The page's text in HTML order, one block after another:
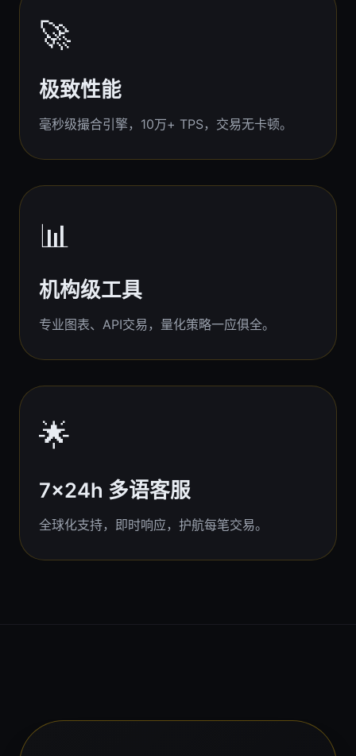
🚀
极致性能
毫秒级撮合引擎，10万+ TPS，交易无卡顿。
📊
机构级工具
专业图表、API交易，量化策略一应俱全。
🌟
7x24h 多语客服
全球化支持，即时响应，护航每笔交易。